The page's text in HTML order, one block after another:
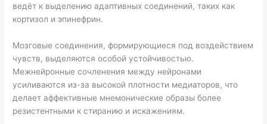
ведёт к выделению адаптивных соединений, таких как
кортизол и эпинефрин.
Мозговые соединения, формирующиеся под воздействием
чувств, выделяются особой устойчивостью.
Межнейронные сочленения между нейронами
усиливаются из-за высокой плотности медиаторов, что
делает аффективные мнемонические образы более
резистентными к стиранию и искажениям.